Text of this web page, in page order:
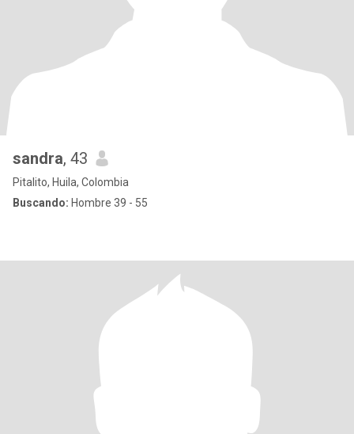
sandra, 43
Pitalito, Huila, Colombia
Buscando: Hombre 39 - 55